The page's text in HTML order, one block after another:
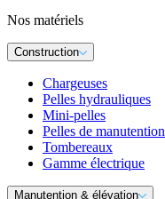
Nos matériels
Construction
Chargeuses
Pelles hydrauliques
Mini-pelles
Pelles de manutention
Tombereaux
Gamme électrique
Manutention & élévation